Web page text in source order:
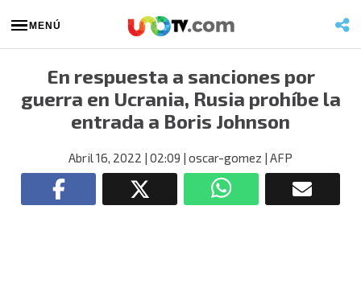
MENÚ
En respuesta a sanciones por
guerra en Ucrania, Rusia prohíbe la
entrada a Boris Johnson
Abril 16, 2022 | 02:09 | oscar-gomez | AFP